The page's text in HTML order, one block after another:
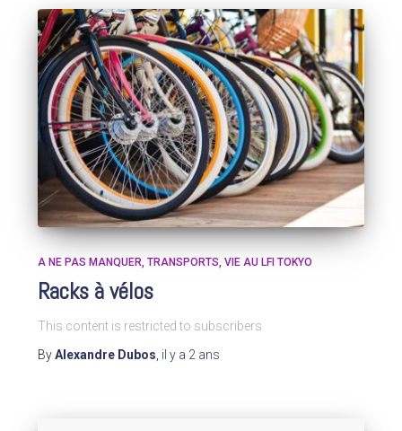
A NE PAS MANQUER TRANSPORTS VIE AU LFI TOKYO
Racks à vélos
This content is restricted to subscribers
ByAlexandre Dubos il y a 2 ans